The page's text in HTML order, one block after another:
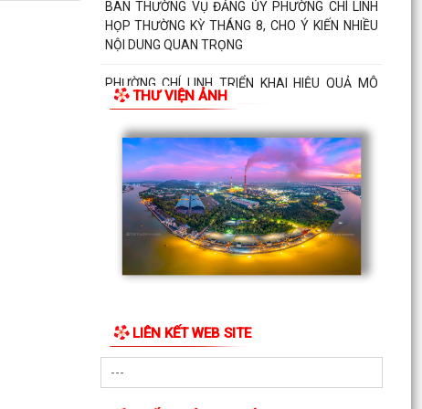
BAN THƯỜNG VỤ ĐẢNG ỦY PHƯỜNG CHÍ LINH
HỌP THƯỜNG KỲ THÁNG 8, CHO Ý KIẾN NHIỀU
NỘI DUNG QUAN TRỌNG
PHƯỜNG CHÍ LINH TRIỂN KHAI HIỆU QUẢ MÔ
HÌNH "NGÀY THỨ NĂM KHÔNG HẸN", NÂNG CAO
THƯ VIỆN ẢNH
LIÊN KẾT WEB SITE